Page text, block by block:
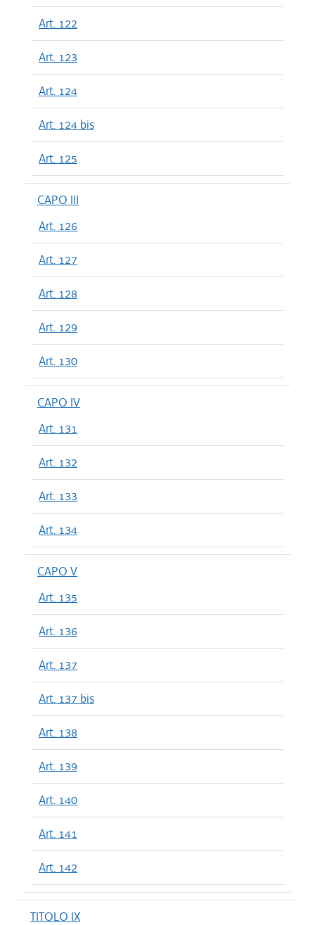
Art. 122
Art. 123
Art. 124
Art. 124 bis
Art. 125
CAPO III
Art. 126
Art. 127
Art. 128
Art. 129
Art. 130
CAPO IV
Art. 131
Art. 132
Art. 133
Art. 134
CAPO V
Art. 135
Art. 136
Art. 137
Art. 137 bis
Art. 138
Art. 139
Art. 140
Art. 141
Art. 142
TITOLO IX